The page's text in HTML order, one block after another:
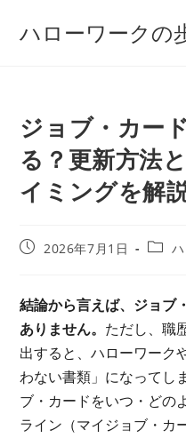
ハローワークの
ジョブ・カー
る？更新方法
イミングを解
投
開
日:
2026年7月1日
投
ゴ
リ
ー:
結論から言えば、ジョブ
ありません。 ただし、職
出すると、ハローワーク
わない書類」になってし
ブ・カードをいつ・どの
ライン（マイジョブ・カ